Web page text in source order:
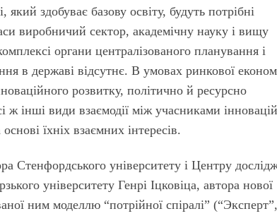
здобуває базову освіту, будуть потрібні
виробничий сектор, академічну науку і вищу
органи централізованого планування і
в державі відсутнє. В умовах ринкової
розвитку, політично й ресурсно
інші види взаємодії між учасниками
їхніх взаємних інтересів.
Стенфордського університету і Центру
університету Генрі Іцковіца, автора нової
ним моделлю “потрійної спіралі” (“Эксперт”,